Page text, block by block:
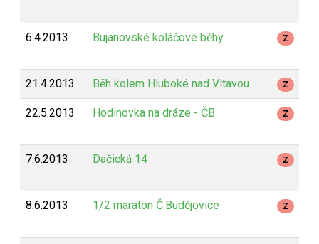
6.4.2013 Bujanovské koláčové běhy Z
21.4.2013 Běh kolem Hluboké nad Vltavou Z
22.5.2013 Hodinovka na dráze - ČB Z
7.6.2013 Dačická 14 Z
8.6.2013 1/2 maraton Č.Budějovice Z